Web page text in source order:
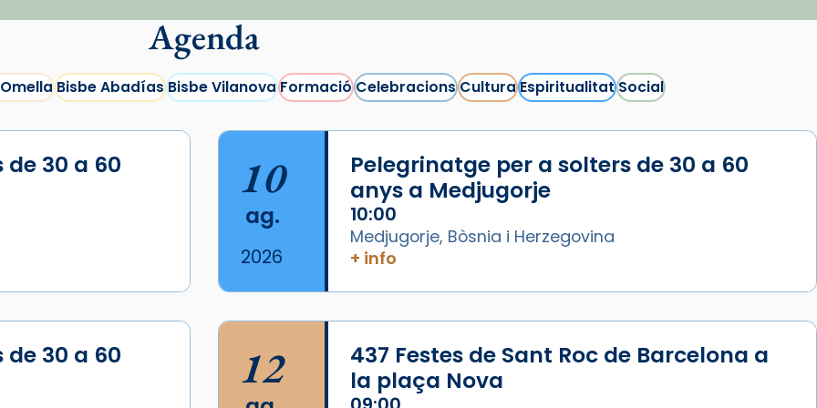
Agenda
Bisbe AbadíasBisbe VilanovaFormacióCelebracionsCulturaEspiritualitatSocial
30 a 60
10
ag.
2026
Pelegrinatge per a solters de 30 a 60
anys a Medjugorje
10:00
Medjugorje, Bòsnia i Herzegovina
+ info
30 a 60
12
437 Festes de Sant Roc de Barcelona a
la plaça Nova